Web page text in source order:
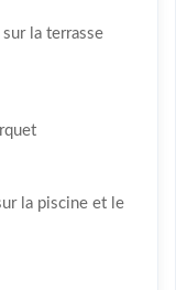
la terrasse
la piscine et le